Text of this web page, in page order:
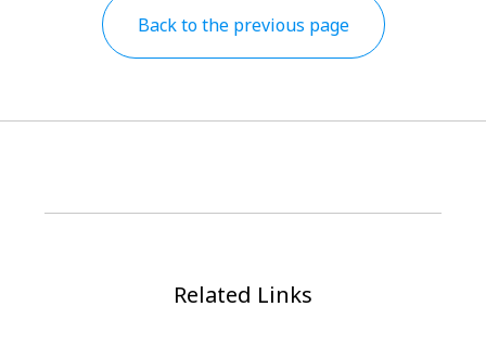
Back to the previous page
Related Links